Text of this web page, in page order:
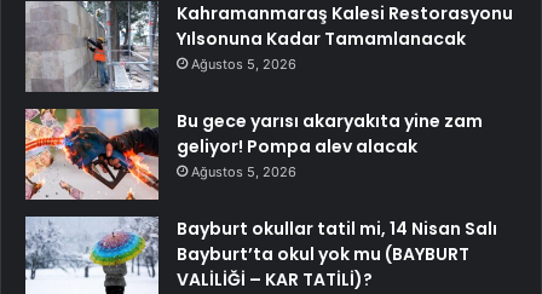
Kahramanmaraş Kalesi Restorasyonu
Yılsonuna Kadar Tamamlanacak
Ağustos 5, 2026
Bu gece yarısı akaryakıta yine zam
geliyor! Pompa alev alacak
Ağustos 5, 2026
Bayburt okullar tatil mi, 14 Nisan Salı
Bayburt’ta okul yok mu (BAYBURT
VALİLİĞİ – KAR TATİLİ)?